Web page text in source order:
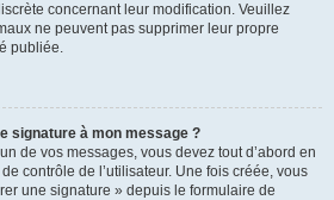
concernant leur modification. Veuillez
ne peuvent pas supprimer leur propre
publiée.
signature à mon message ?
de vos messages, vous devez tout d’abord en
contrôle de l’utilisateur. Une fois créée, vous
une signature » depuis le formulaire de